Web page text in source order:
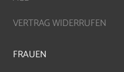
VERTRAG WIDERRUFEN
FRAUEN